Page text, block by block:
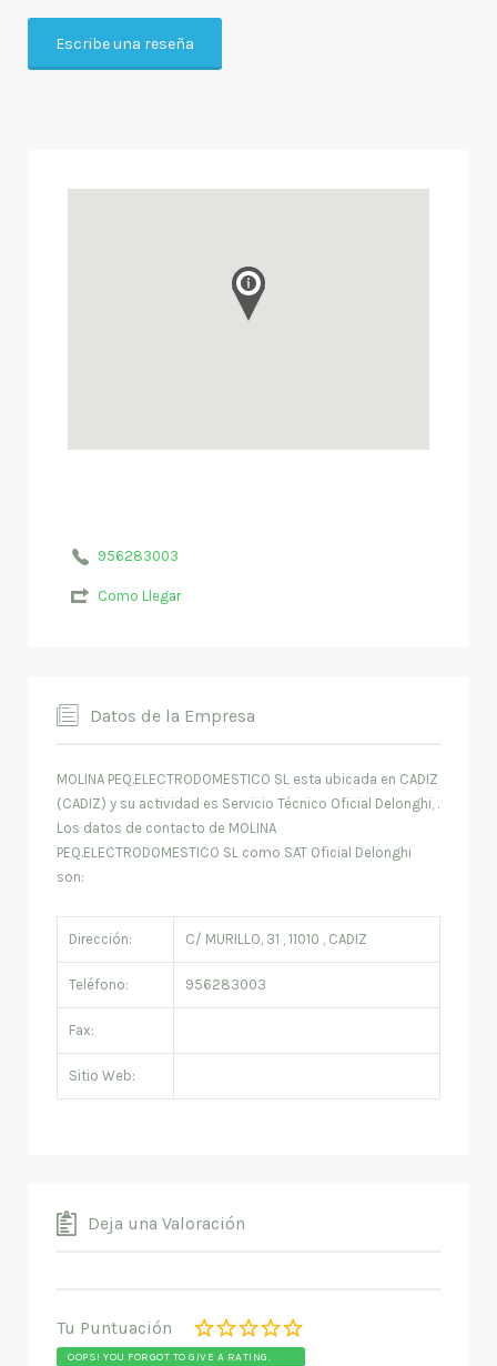
Escribe una reseña
956283003
Como Llegar
Datos de la Empresa
MOLINA PEQ.ELECTRODOMESTICO SL esta ubicada en CADIZ
(CADIZ) y su actividad es Servicio Técnico Oficial Delonghi, .
Los datos de contacto de MOLINA
PEQ.ELECTRODOMESTICO SL como SAT Oficial Delonghi
son:
Dirección: C/ MURILLO, 31 , 11010 , CADIZ
Teléfono: 956283003
Fax:
Sitio Web:
Deja una Valoración
Tu Puntuación
OOPS! YOU FORGOT TO GIVE A RATING.